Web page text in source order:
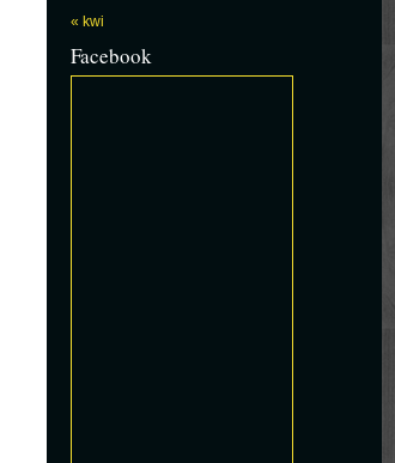
« kwi
Facebook